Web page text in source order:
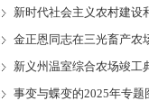
新时代社会主义农村建设
金正恩同志在三光畜产农
新义州温室综合农场竣工
事变与蝶变的2025年专题